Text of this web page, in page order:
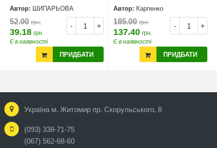
Автор: ШИПАРЬОВА
- +
52.00 грн.
39.18 грн.
Є в наявності
ПРИДБАТИ
Автор: Карпенко
- +
185.00 грн.
137.40 грн.
Є в наявності
ПРИДБАТИ
Україна м. Житомир пр. Скорульського, 8
(093) 338-71-75
(067) 562-68-60